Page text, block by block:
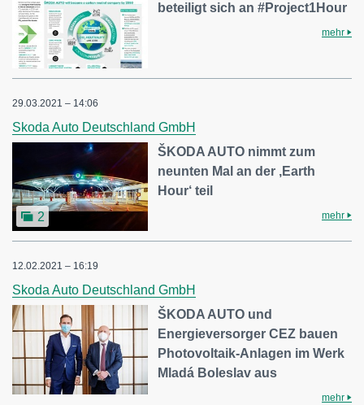
beteiligt sich an #Project1Hour
mehr
29.03.2021 – 14:06
Skoda Auto Deutschland GmbH
2
ŠKODA AUTO nimmt zum
neunten Mal an der ,Earth
Hour‘ teil
mehr
12.02.2021 – 16:19
Skoda Auto Deutschland GmbH
ŠKODA AUTO und
Energieversorger CEZ bauen
Photovoltaik-Anlagen im Werk
Mladá Boleslav aus
mehr